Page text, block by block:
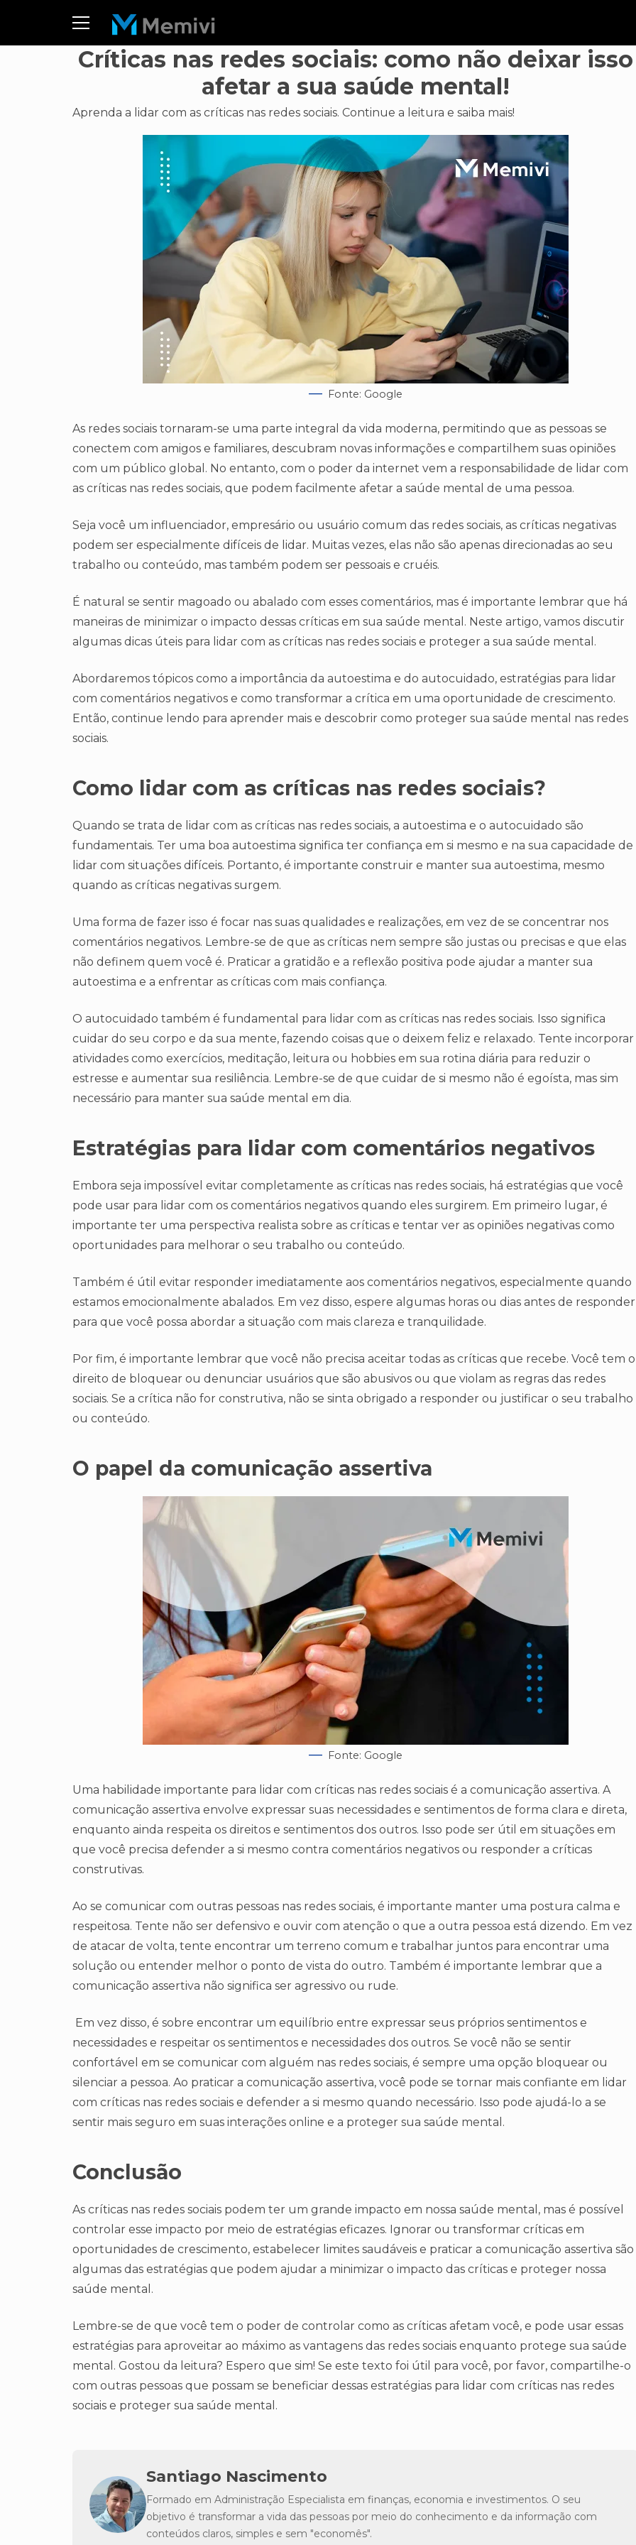
Críticas nas redes sociais: como não deixar isso
afetar a sua saúde mental!
Aprenda a lidar com as críticas nas redes sociais. Continue a leitura e saiba mais!
Fonte: Google
As redes sociais tornaram-se uma parte integral da vida moderna, permitindo que as pessoas se
conectem com amigos e familiares, descubram novas informações e compartilhem suas opiniões
com um público global. No entanto, com o poder da internet vem a responsabilidade de lidar com
as críticas nas redes sociais, que podem facilmente afetar a saúde mental de uma pessoa.
Seja você um influenciador, empresário ou usuário comum das redes sociais, as críticas negativas
podem ser especialmente difíceis de lidar. Muitas vezes, elas não são apenas direcionadas ao seu
trabalho ou conteúdo, mas também podem ser pessoais e cruéis.
É natural se sentir magoado ou abalado com esses comentários, mas é importante lembrar que há
maneiras de minimizar o impacto dessas críticas em sua saúde mental. Neste artigo, vamos discutir
algumas dicas úteis para lidar com as críticas nas redes sociais e proteger a sua saúde mental.
Abordaremos tópicos como a importância da autoestima e do autocuidado, estratégias para lidar
com comentários negativos e como transformar a crítica em uma oportunidade de crescimento.
Então, continue lendo para aprender mais e descobrir como proteger sua saúde mental nas redes
sociais.
Como lidar com as críticas nas redes sociais?
Quando se trata de lidar com as críticas nas redes sociais, a autoestima e o autocuidado são
fundamentais. Ter uma boa autoestima significa ter confiança em si mesmo e na sua capacidade de
lidar com situações difíceis. Portanto, é importante construir e manter sua autoestima, mesmo
quando as críticas negativas surgem.
Uma forma de fazer isso é focar nas suas qualidades e realizações, em vez de se concentrar nos
comentários negativos. Lembre-se de que as críticas nem sempre são justas ou precisas e que elas
não definem quem você é. Praticar a gratidão e a reflexão positiva pode ajudar a manter sua
autoestima e a enfrentar as críticas com mais confiança.
O autocuidado também é fundamental para lidar com as críticas nas redes sociais. Isso significa
cuidar do seu corpo e da sua mente, fazendo coisas que o deixem feliz e relaxado. Tente incorporar
atividades como exercícios, meditação, leitura ou hobbies em sua rotina diária para reduzir o
estresse e aumentar sua resiliência. Lembre-se de que cuidar de si mesmo não é egoísta, mas sim
necessário para manter sua saúde mental em dia.
Estratégias para lidar com comentários negativos
Embora seja impossível evitar completamente as críticas nas redes sociais, há estratégias que você
pode usar para lidar com os comentários negativos quando eles surgirem. Em primeiro lugar, é
importante ter uma perspectiva realista sobre as críticas e tentar ver as opiniões negativas como
oportunidades para melhorar o seu trabalho ou conteúdo.
Também é útil evitar responder imediatamente aos comentários negativos, especialmente quando
estamos emocionalmente abalados. Em vez disso, espere algumas horas ou dias antes de
para que você possa abordar a situação com mais clareza e tranquilidade.
Por fim, é importante lembrar que você não precisa aceitar todas as críticas que recebe. Você tem o
direito de bloquear ou denunciar usuários que são abusivos ou que violam as regras das redes
sociais. Se a crítica não for construtiva, não se sinta obrigado a responder ou justificar o seu trabalho
ou conteúdo.
O papel da comunicação assertiva
Fonte: Google
Uma habilidade importante para lidar com críticas nas redes sociais é a comunicação assertiva. A
comunicação assertiva envolve expressar suas necessidades e sentimentos de forma clara e direta,
enquanto ainda respeita os direitos e sentimentos dos outros. Isso pode ser útil em situações em
que você precisa defender a si mesmo contra comentários negativos ou responder a críticas
construtivas.
Ao se comunicar com outras pessoas nas redes sociais, é importante manter uma postura calma e
respeitosa. Tente não ser defensivo e ouvir com atenção o que a outra pessoa está dizendo. Em vez
de atacar de volta, tente encontrar um terreno comum e trabalhar juntos para encontrar uma
solução ou entender melhor o ponto de vista do outro. Também é importante lembrar que a
comunicação assertiva não significa ser agressivo ou rude.
Em vez disso, é sobre encontrar um equilíbrio entre expressar seus próprios sentimentos e
necessidades e respeitar os sentimentos e necessidades dos outros. Se você não se sentir
confortável em se comunicar com alguém nas redes sociais, é sempre uma opção bloquear ou
silenciar a pessoa. Ao praticar a comunicação assertiva, você pode se tornar mais confiante em lidar
com críticas nas redes sociais e defender a si mesmo quando necessário. Isso pode ajudá-lo a se
sentir mais seguro em suas interações online e a proteger sua saúde mental.
Conclusão
As críticas nas redes sociais podem ter um grande impacto em nossa saúde mental, mas é possível
controlar esse impacto por meio de estratégias eficazes. Ignorar ou transformar críticas em
oportunidades de crescimento, estabelecer limites saudáveis e praticar a comunicação assertiva são
algumas das estratégias que podem ajudar a minimizar o impacto das críticas e proteger nossa
saúde mental.
Lembre-se de que você tem o poder de controlar como as críticas afetam você, e pode usar essas
estratégias para aproveitar ao máximo as vantagens das redes sociais enquanto protege sua saúde
mental. Gostou da leitura? Espero que sim! Se este texto foi útil para você, por favor, compartilhe-o
com outras pessoas que possam se beneficiar dessas estratégias para lidar com críticas nas redes
sociais e proteger sua saúde mental.
Santiago Nascimento
Formado em Administração Especialista em finanças, economia e investimentos. O seu
objetivo é transformar a vida das pessoas por meio do conhecimento e da informação com
conteúdos claros, simples e sem "economês".